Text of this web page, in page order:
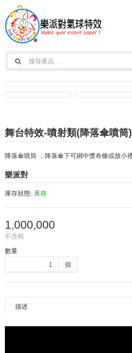
舞台特效-噴射類(降落傘噴筒)
降落傘噴筒 ，降落傘下可綁中獎布條或放小
樂派對
庫存狀態: 库存
1,000,000
不含税
數量
個
描述